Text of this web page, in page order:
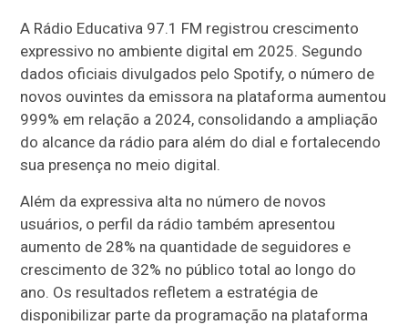
A Rádio Educativa 97.1 FM registrou crescimento
expressivo no ambiente digital em 2025. Segundo
dados oficiais divulgados pelo Spotify, o número de
novos ouvintes da emissora na plataforma aumentou
999% em relação a 2024, consolidando a ampliação
do alcance da rádio para além do dial e fortalecendo
sua presença no meio digital.
Além da expressiva alta no número de novos
usuários, o perfil da rádio também apresentou
aumento de 28% na quantidade de seguidores e
crescimento de 32% no público total ao longo do
ano. Os resultados refletem a estratégia de
disponibilizar parte da programação na plataforma